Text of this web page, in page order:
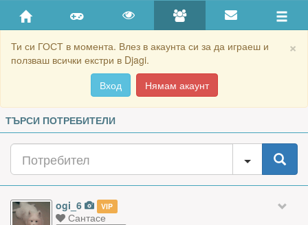
×
Ти си ГОСТ в момента. Влез в акаунта си за да играеш и
ползваш всички екстри в Djagi.
Вход
Нямам акаунт
ТЪРСИ ПОТРЕБИТЕЛИ
ogi_6 VIP
Сантасе